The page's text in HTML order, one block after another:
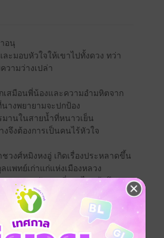
อนุ
ะมอบหัวใจให้เขาไปทั้งดวง ทว่า
วามว่างเปล่า
เสมือนพี่น้องและความอำมหิตจาก
างพยายามจะปกป้อง
มานในสายน้ำที่หนาวเย็น
จึงต้องการเป็นคนไร้หัวใจ
วงศ์หมิงหงอู่ เกิดเรื่องประหลาดขึ้น
แพทย์เก่าแก่แห่งเมืองหลวง
กูล “เหอตังกุย” ที่ตายไปแล้วถึงสอง
นมา
รังจะหายดีแล้ว นิสัยใจคอของนาง